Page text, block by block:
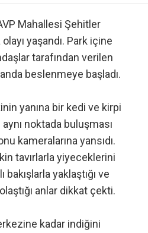
Mahallesi Şehitler
yaşandı. Park içine
tarafından verilen
beslenmeye başladı.
yanına bir kedi ve kirpi
noktada buluşması
kameralarına yansıdı.
tavırlarla yiyeceklerini
yaklaştığı ve
anlar dikkat çekti.
kadar indiğini